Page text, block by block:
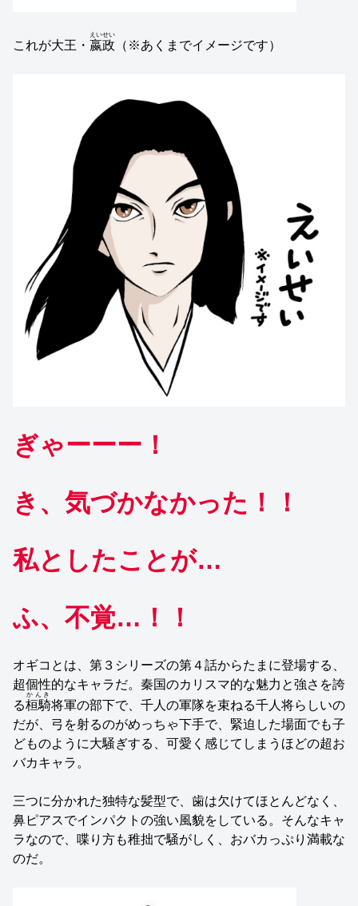
これが大王・ 嬴政
えいせい
（※あくまでイメージです）
ぎゃーーー！
き、気づかなかった！！
私としたことが…
ふ、不覚…！！
オギコとは、第３シリーズの第４話からたまに登場する、
超個性的なキャラだ。秦国のカリスマ的な魅力と強さを誇
る桓騎
かんき
将軍の部下で、千人の軍隊を束ねる千人将らしいの
だが、弓を射るのがめっちゃ下手で、緊迫した場面でも子
どものように大騒ぎする、可愛く感じてしまうほどの超お
バカキャラ。
三つに分かれた独特な髪型で、歯は欠けてほとんどなく、
鼻ピアスでインパクトの強い風貌をしている。そんなキャ
ラなので、喋り方も稚拙で騒がしく、おバカっぷり満載な
のだ。